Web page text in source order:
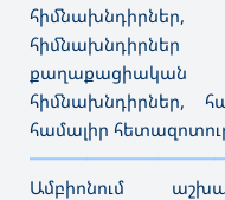
հիմնախնդիրներ
հիմնախնդիրներ,
համալիր
Ամբիոնում